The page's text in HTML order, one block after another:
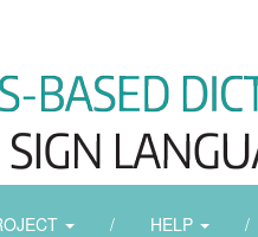
/ HELP /